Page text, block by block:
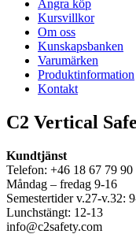
Ångra köp
Kursvillkor
Om oss
Kunskapsbanken
Varumärken
Produktinformation
Kontakt
C2 Vertical
Kundtjänst
Telefon: +46 18 67 79 90
Måndag – fredag 9-16
Semestertider v.27-v.32:
Lunchstängt: 12-13
info@c2safety.com